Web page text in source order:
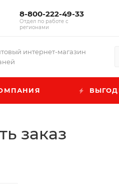
8-800-222-49-33
Отдел по работе с
регионами
интернет-магазин
заказ